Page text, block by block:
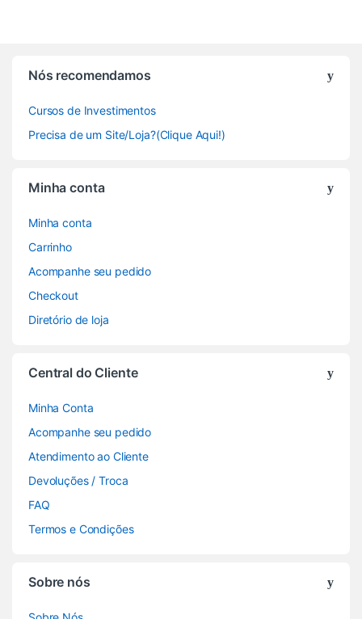
Nós recomendamos
Cursos de Investimentos
Precisa de um Site/Loja?(Clique Aqui!)
Minha conta
Minha conta
Carrinho
Acompanhe seu pedido
Checkout
Diretório de loja
Central do Cliente
Minha Conta
Acompanhe seu pedido
Atendimento ao Cliente
Devoluções / Troca
FAQ
Termos e Condições
Sobre nós